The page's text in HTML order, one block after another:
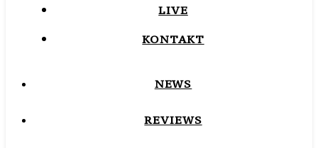
LIVE
KONTAKT
NEWS
REVIEWS